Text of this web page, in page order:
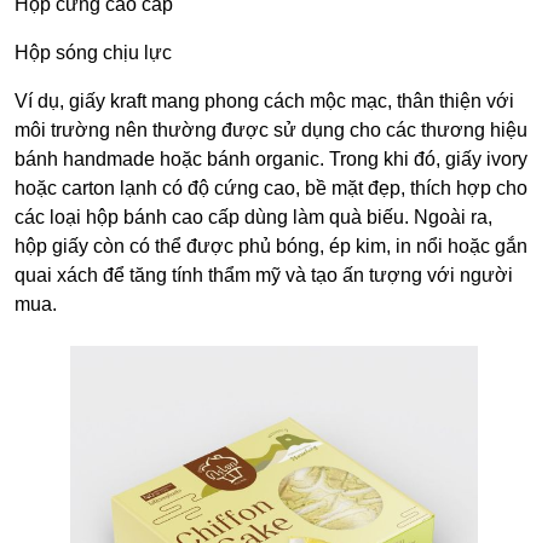
Hộp cứng cao cấp
Hộp sóng chịu lực
Ví dụ, giấy kraft mang phong cách mộc mạc, thân thiện với
môi trường nên thường được sử dụng cho các thương hiệu
bánh handmade hoặc bánh organic. Trong khi đó, giấy ivory
hoặc carton lạnh có độ cứng cao, bề mặt đẹp, thích hợp cho
các loại hộp bánh cao cấp dùng làm quà biếu. Ngoài ra,
hộp giấy còn có thể được phủ bóng, ép kim, in nổi hoặc gắn
quai xách để tăng tính thẩm mỹ và tạo ấn tượng với người
mua.